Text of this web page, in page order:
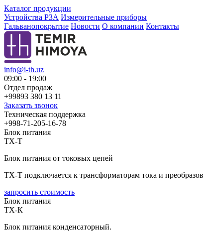
Каталог продукции
Устройства РЗА Измерительные приборы
Гальванопокрытие Новости О компании Контакты
info@i-th.uz
09:00 - 19:00
Отдел продаж
+99893 380 13 11
Заказать звонок
Техническая поддержка
+998-71-205-16-78
Блок питания
ТХ-Т
Блок питания от токовых цепей
ТХ-Т подключается к трансформаторам тока и
запросить стоимость
Блок питания
ТХ-К
Блок питания конденсаторный.